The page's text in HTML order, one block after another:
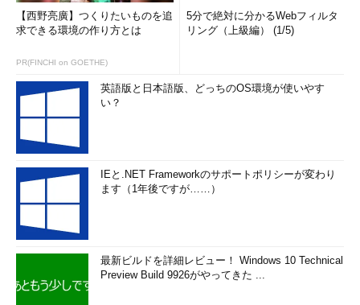
【西野亮廣】つくりたいものを追
求できる環境の作り方とは
PR(FINCHI on GOETHE)
5分で絶対に分かるWebフィルタ
リング（上級編） (1/5)
英語版と日本語版、どっちのOS環境が使いやす
い？
IEと.NET Frameworkのサポートポリシーが変わり
ます（1年後ですが……）
最新ビルドを詳細レビュー！ Windows 10 Technical
Preview Build 9926がやってきた ...